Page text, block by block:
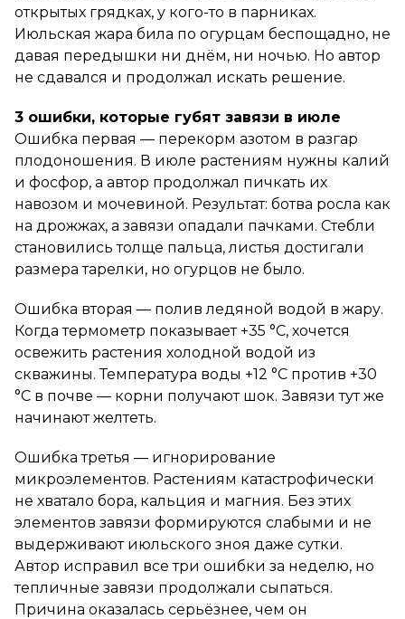
открытых грядках, у кого-то в парниках.
Июльская жара била по огурцам беспощадно, не
давая передышки ни днём, ни ночью. Но автор
не сдавался и продолжал искать решение.
3 ошибки, которые губят завязи в июле
Ошибка первая — перекорм азотом в разгар
плодоношения. В июле растениям нужны калий
и фосфор, а автор продолжал пичкать их
навозом и мочевиной. Результат: ботва росла как
на дрожжах, а завязи опадали пачками. Стебли
становились толще пальца, листья достигали
размера тарелки, но огурцов не было.
Ошибка вторая — полив ледяной водой в жару.
Когда термометр показывает +35 °C, хочется
освежить растения холодной водой из
скважины. Температура воды +12 °C против +30
°C в почве — корни получают шок. Завязи тут же
начинают желтеть.
Ошибка третья — игнорирование
микроэлементов. Растениям катастрофически
не хватало бора, кальция и магния. Без этих
элементов завязи формируются слабыми и не
выдерживают июльского зноя даже сутки.
Автор исправил все три ошибки за неделю, но
тепличные завязи продолжали сыпаться.
Причина оказалась серьёзнее, чем он